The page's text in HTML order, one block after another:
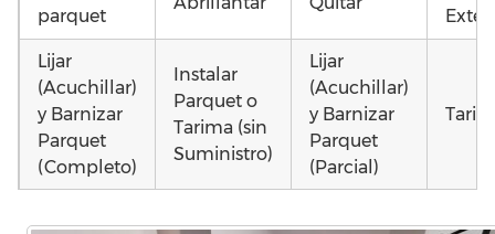
parquet
Lijar
(Acuchillar)
y Barnizar
Parquet
(Completo)
Instalar
Parquet o
Tarima (sin
Suministro)
Lijar
(Acuchillar)
y Barnizar
Parquet
(Parcial)